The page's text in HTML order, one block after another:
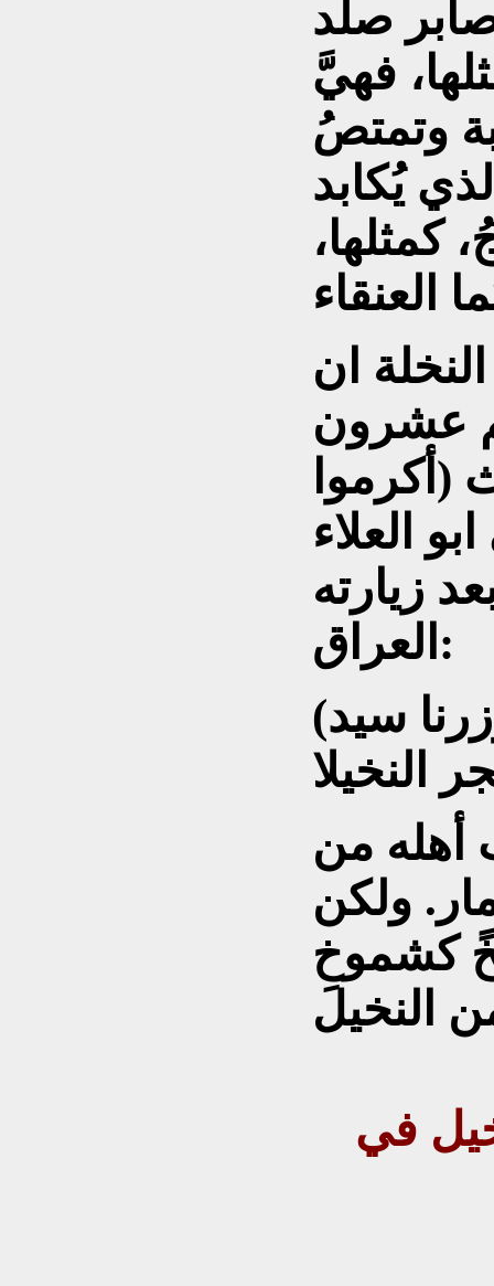
صلد
فهيَّ
وتمتصُ
يُكابد
كمثلها،
ان
عشرون
العلاء
زيارته
العراق:
(وردنا ماءَ دجلةَ خيرُ ماءٍ وزرنا سيد
أهله من
ولكن
كشموخِ
في